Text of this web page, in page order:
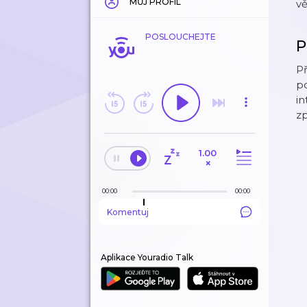
POSLOUCHEJTE
1.00
×
00:00 00:00
Komentuj
Aplikace Youradio Talk